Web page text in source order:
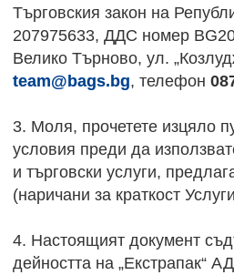
Търговския закон на
207975633, ДДС номер
Велико Търново, ул.
team@bags.bg, телефон
3. Моля, прочетете изцяло
условия преди да
и търговски услуги,
(наричани за краткост
4. Настоящият документ
дейността на „Екстрапак“